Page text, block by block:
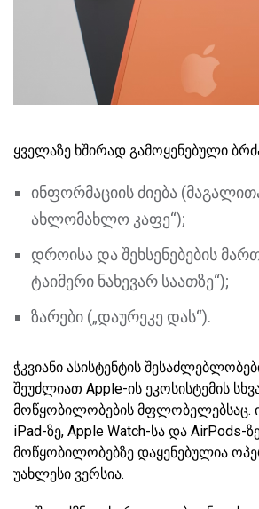
ყველაზე ხშირად გამოყენებული
ინფორმაციის ძიება
ახლომახლო კაფე“);
დროისა და შეხსენებების
ტაიმერი ნახევარ საათზე“);
ზარები („დაურეკე დას“).
ჭკვიანი ასისტენტის
შეუძლიათ Apple-ის ეკოსისტემის
მოწყობილობების მფლობელებსაც.
iPad-ზე, Apple Watch-სა და AirPods-
მოწყობილობებზე დაყენებულია
უახლესი ვერსია.